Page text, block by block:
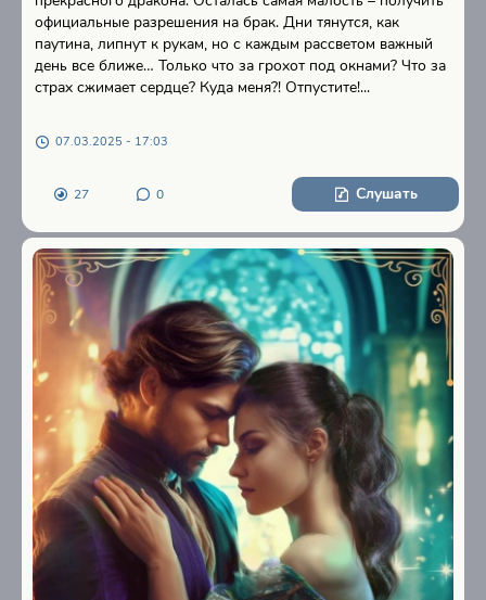
официальные разрешения на брак. Дни тянутся, как
паутина, липнут к рукам, но с каждым рассветом важный
день все ближе… Только что за грохот под окнами? Что за
страх сжимает сердце? Куда меня?! Отпустите!...
07.03.2025 - 17:03
27 0 Слушать